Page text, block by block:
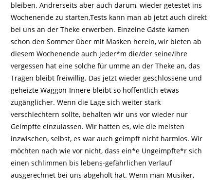
bleiben. Andrerseits aber auch darum, wieder getestet ins
Wochenende zu starten,Tests kann man ab jetzt auch direkt
bei uns an der Theke erwerben. Einzelne Gäste kamen
schon den Sommer über mit Masken herein, wir bieten ab
diesem Wochenende auch jeder*m die/der seine/ihre
vergessen hat eine solche für umme an der Theke an, das
Tragen bleibt freiwillig. Das jetzt wieder geschlossene und
geheizte Waggon-Innere bleibt so hoffentlich etwas
zugänglicher. Wenn die Lage sich weiter stark
verschlechtern sollte, behalten wir uns vor wieder nur
Geimpfte einzulassen. Wir hatten es, wie die meisten
inzwischen, selbst, es war auch geimpft nicht harmlos. Wir
möchten nach wie vor nicht, dass ein*e Ungeimpfte*r sich
einen schlimmen bis lebens-gefährlichen Verlauf
ausgerechnet bei uns abgeholt hat. Wenn man Musiker,